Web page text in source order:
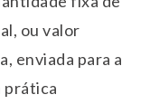
ou valor
enviada para a
prática